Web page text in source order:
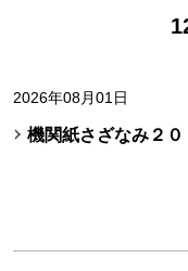
2026年08月01日
機関紙さざなみ２